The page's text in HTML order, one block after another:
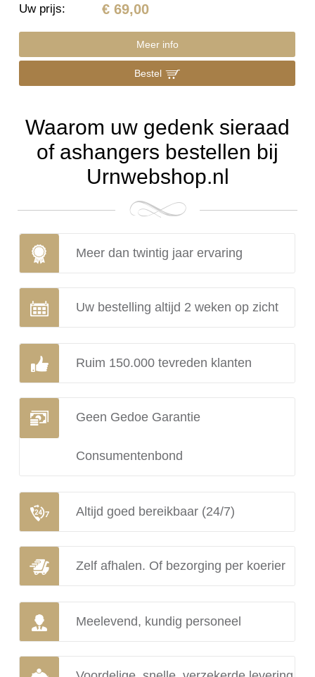
Uw prijs: € 69,00
Meer info
Bestel
Waarom uw gedenk sieraad
of ashangers bestellen bij
Urnwebshop.nl
Meer dan twintig jaar ervaring
Uw bestelling altijd 2 weken op zicht
Ruim 150.000 tevreden klanten
Geen Gedoe Garantie
Consumentenbond
Altijd goed bereikbaar (24/7)
Zelf afhalen. Of bezorging per koerier
Meelevend, kundig personeel